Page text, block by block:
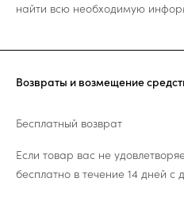
найти всю необходимую
Возвраты и возмещение
Бесплатный возврат
Если товар вас не
бесплатно в течение 14 дней с